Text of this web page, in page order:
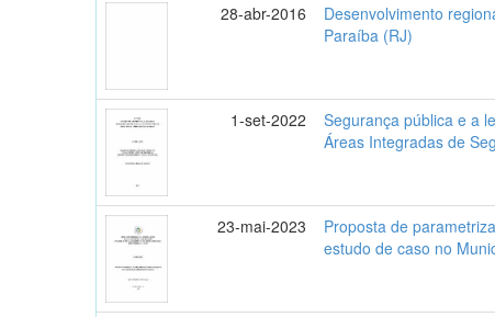
28-abr-2016
Desenvolvimento
Paraíba (RJ)
1-set-2022
Segurança pública e a
Áreas Integradas de
23-mai-2023
Proposta de
estudo de caso no